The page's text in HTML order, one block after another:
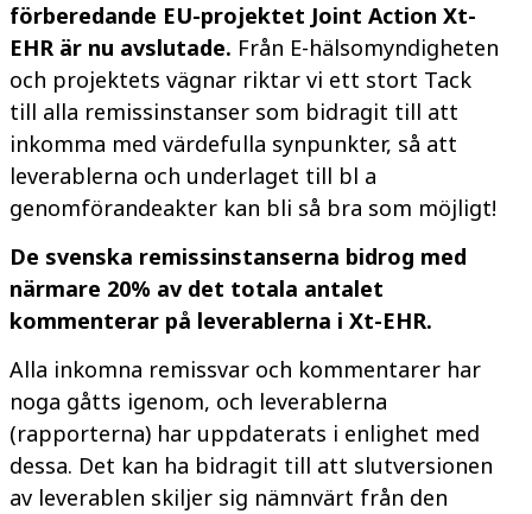
förberedande EU-projektet Joint Action Xt-
EHR är nu avslutade. Från E-hälsomyndigheten
och projektets vägnar riktar vi ett stort Tack
till alla remissinstanser som bidragit till att
inkomma med värdefulla synpunkter, så att
leverablerna och underlaget till bl a
genomförandeakter kan bli så bra som möjligt!
De svenska remissinstanserna bidrog med
närmare 20% av det totala antalet
kommenterar på leverablerna i Xt-EHR.
Alla inkomna remissvar och kommentarer har
noga gåtts igenom, och leverablerna
(rapporterna) har uppdaterats i enlighet med
dessa. Det kan ha bidragit till att slutversionen
av leverablen skiljer sig nämnvärt från den